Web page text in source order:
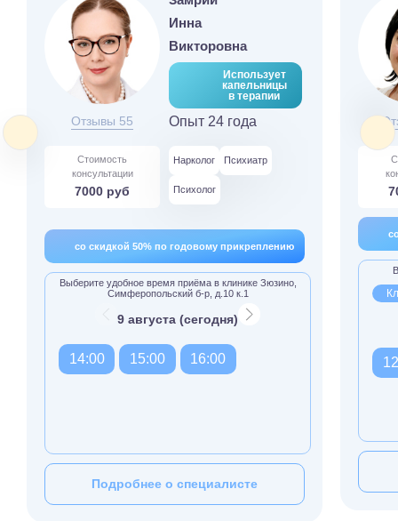
Отзывы 55
Инна
Викторовна
Использует
капельницы
в терапии
Опыт 24 года
Стоимость
консультации
7000 руб
Нарколог Психиатр
Психолог
со скидкой 50% по годовому прикреплению
Выберите удобное время приёма в клинике Зюзино,
Симферопольский б-р, д.10 к.1
9 августа (сегодня)
14:00 15:00 16:00
Подробнее о специалисте